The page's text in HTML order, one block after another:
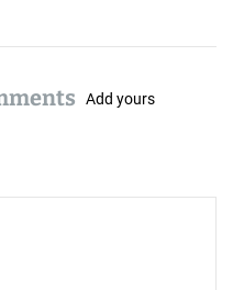
Add yours